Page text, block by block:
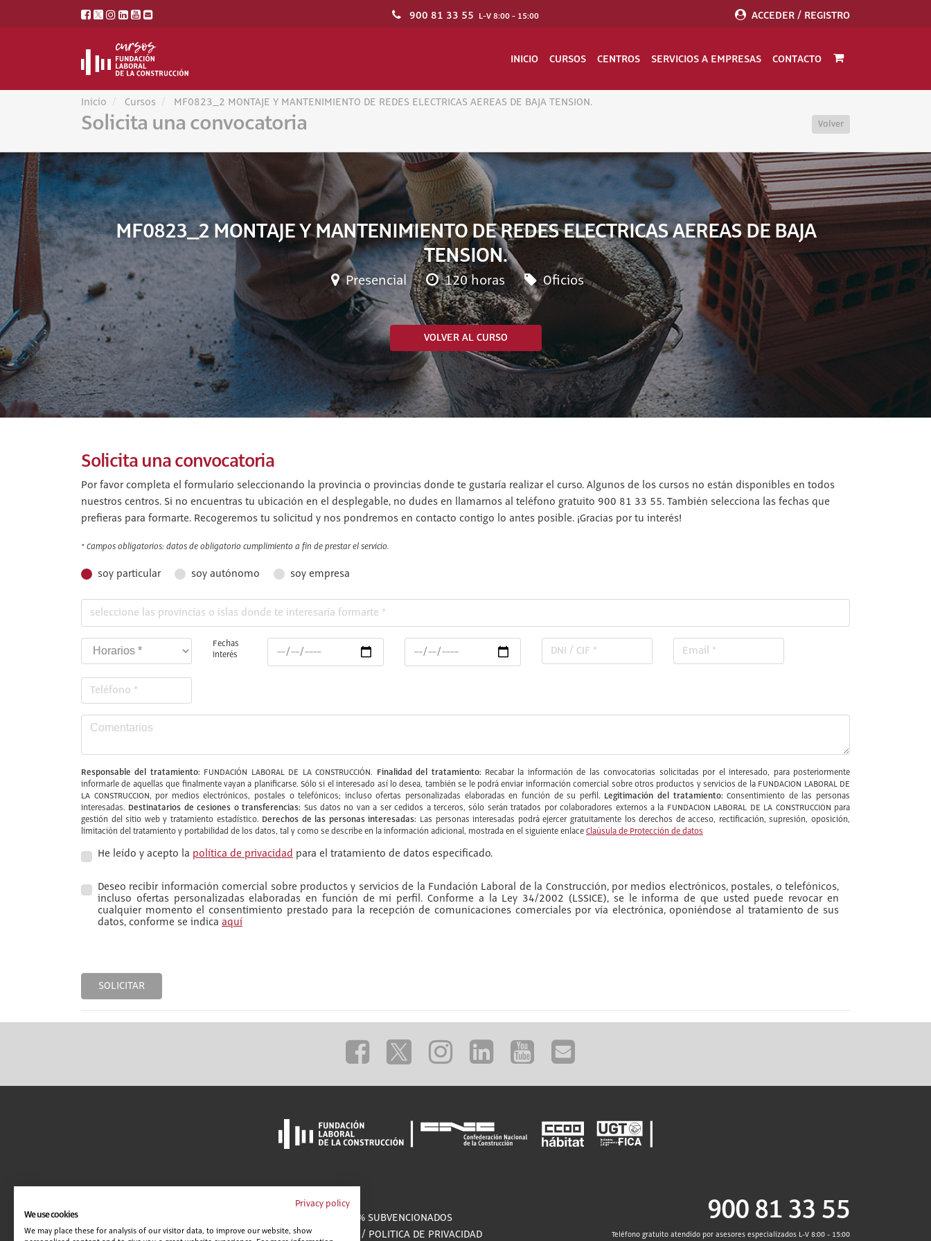
900 81 33 55 L-V 8:00 - 15:00 ACCEDER / REGISTRO
INICIO CURSOS CENTROS SERVICIOS A EMPRESAS CONTACTO
Inicio Cursos MF0823_2 MONTAJE Y MANTENIMIENTO DE REDES ELECTRICAS AEREAS DE BAJA TENSION.
Solicita una convocatoria Volver
MF0823_2 MONTAJE Y MANTENIMIENTO DE REDES ELECTRICAS AEREAS DE BAJA
TENSION.
Presencial 120 horas Oficios
VOLVER AL CURSO
Solicita una convocatoria
Por favor completa el formulario seleccionando la provincia o provincias donde te gustaría realizar el curso. Algunos de los cursos no están disponibles en todos
nuestros centros. Si no encuentras tu ubicación en el desplegable, no dudes en llamarnos al teléfono gratuito 900 81 33 55. También selecciona las fechas que
prefieras para formarte. Recogeremos tu solicitud y nos pondremos en contacto contigo lo antes posible. ¡Gracias por tu interés!
* Campos obligatorios: datos de obligatorio cumplimiento a fin de prestar el servicio.
soy particular soy autónomo soy empresa
Fechas
interés
Responsable del tratamiento: FUNDACIÓN LABORAL DE LA CONSTRUCCIÓN. Finalidad del tratamiento: Recabar la información de las convocatorias solicitadas por el interesado, para posteriormente
informarle de aquellas que finalmente vayan a planificarse. Sólo si el interesado así lo desea, también se le podrá enviar información comercial sobre otros productos y servicios de la FUNDACION LABORAL DE
LA CONSTRUCCION, por medios electrónicos, postales o telefónicos; incluso ofertas personalizadas elaboradas en función de su perfil. Legitimación del tratamiento: Consentimiento de las personas
interesadas. Destinatarios de cesiones o transferencias: Sus datos no van a ser cedidos a terceros, sólo serán tratados por colaboradores externos a la FUNDACION LABORAL DE LA CONSTRUCCION para
gestión del sitio web y tratamiento estadístico. Derechos de las personas interesadas:
Las personas interesadas podrá ejercer gratuitamente los derechos de acceso, rectificación, supresión, oposición,
limitación del tratamiento y portabilidad de los datos, tal y como se describe en la información adicional, mostrada en el siguiente enlace Claúsula de Protección de datos
He leído y acepto la política de privacidad para el tratamiento de datos especificado.
Deseo recibir información comercial sobre productos y servicios de la Fundación Laboral de la Construcción, por medios electrónicos, postales, o telefónicos,
incluso ofertas personalizadas elaboradas en función de mi perfil. Conforme a la Ley 34/2002 (LSSICE), se le informa de que usted puede revocar en
cualquier momento el consentimiento prestado para la recepción de comunicaciones comerciales por vía electrónica, oponiéndose al tratamiento de sus
datos, conforme se indica aquí
SOLICITAR
ACTUALIDAD
CURSOS 100% SUBVENCIONADOS
GUÍA DE CENTROS
AVISO LEGAL / POLITICA DE PRIVACIDAD
900 81 33 55
Teléfono gratuito atendido por asesores especializados L-V 8:00 - 15:00
Privacy policy
We use cookies
We may place these for analysis of our visitor data, to improve our website, show